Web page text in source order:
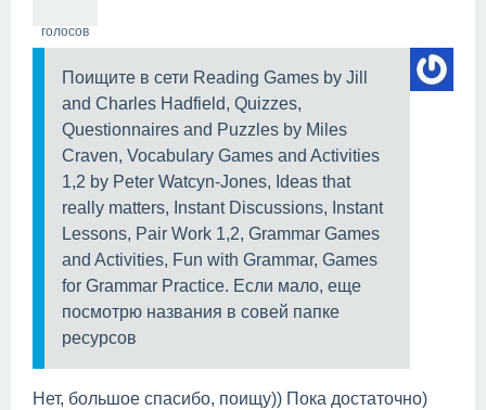
голосов
Поищите в сети Reading Games by Jill
and Charles Hadfield, Quizzes,
Questionnaires and Puzzles by Miles
Craven, Vocabulary Games and Activities
1,2 by Peter Watcyn-Jones, Ideas that
really matters, Instant Discussions, Instant
Lessons, Pair Work 1,2, Grammar Games
and Activities, Fun with Grammar, Games
for Grammar Practice. Если мало, еще
посмотрю названия в совей папке
ресурсов
Нет, большое спасибо, поищу)) Пока достаточно)